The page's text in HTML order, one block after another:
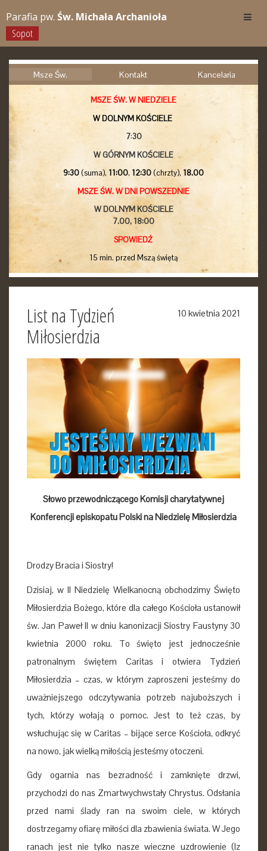
Parafia pw. Św. Michała Archanioła
Sopot
Msze Św. Kontakt Kancelaria
MSZE ŚW. W NIEDZIELE
W DOLNYM KOŚCIELE
7:30
W GÓRNYM KOŚCIELE
9:30(suma), 11:00, 12:30(chrzty), 18.00
MSZE ŚW. W DNI POWSZEDNIE
W DOLNYM KOŚCIELE
7.00, 18:00
SPOWIEDŹ
15 min. przed Mszą świętą
10 kwietnia 2021
List na Tydzień
Miłosierdzia
Słowo przewodniczącego Komisji charytatywnej
Konferencji episkopatu Polski na Niedzielę Miłosierdzia
Drodzy Bracia i Siostry!
Dzisiaj, w II Niedzielę Wielkanocną obchodzimy Święto
Miłosierdzia Bożego, które dla całego Kościoła ustanowił
św. Jan Paweł II w dniu kanonizacji Siostry Faustyny 30
kwietnia 2000 roku. To święto jest jednocześnie
patronalnym świętem Caritas i otwiera Tydzień
Miłosierdzia – czas, w którym zaproszeni jesteśmy do
uważniejszego odczytywania potrzeb najuboższych i
tych, którzy wołają o pomoc. Jest to też czas, by
wsłuchując się w Caritas – bijące serce Kościoła, odkryć
na nowo, jak wielką miłością jesteśmy otoczeni.
Gdy ogarnia nas bezradność i zamknięte drzwi,
przychodzi do nas Zmartwychwstały Chrystus. Odsłania
przed nami ślady ran na swoim ciele, w których
dostrzegamy ofiarę miłości dla zbawienia świata. W Jego
ranach jest nie tylko nasze wieczne uzdrowienie (Iz